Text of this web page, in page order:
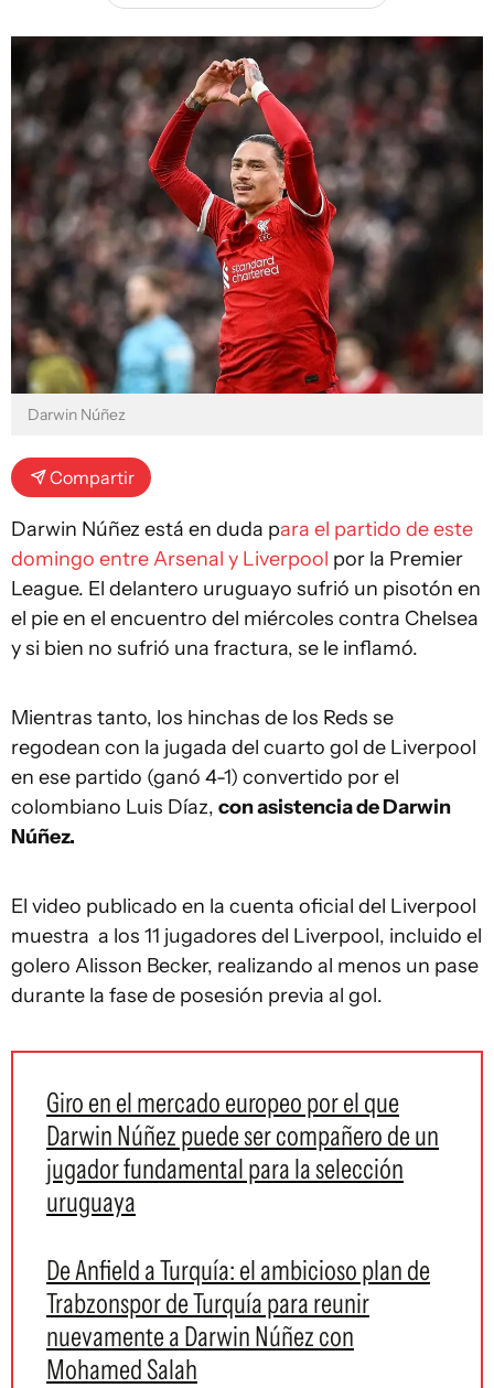
Darwin Núñez
Compartir
Darwin Núñez está en duda para el partido de este
domingo entre Arsenal y Liverpool por la Premier
League. El delantero uruguayo sufrió un pisotón en
el pie en el encuentro del miércoles contra Chelsea
y si bien no sufrió una fractura, se le inflamó.
Mientras tanto, los hinchas de los Reds se
regodean con la jugada del cuarto gol de Liverpool
en ese partido (ganó 4-1) convertido por el
colombiano Luis Díaz, con asistencia de Darwin
Núñez.
El video publicado en la cuenta oficial del Liverpool
muestra a los 11 jugadores del Liverpool, incluido el
golero Alisson Becker, realizando al menos un pase
durante la fase de posesión previa al gol.
Giro en el mercado europeo por el que
Darwin Núñez puede ser compañero de un
jugador fundamental para la selección
uruguaya
De Anfield a Turquía: el ambicioso plan de
Trabzonspor de Turquía para reunir
nuevamente a Darwin Núñez con
Mohamed Salah